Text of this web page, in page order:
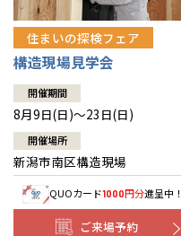
住まいの探検フェア
構造現場見学会
開催期間
8月9日(日)～23日(日)
開催場所
新潟市南区構造現場
QUOカード1000円分進呈中！
ご来場予約